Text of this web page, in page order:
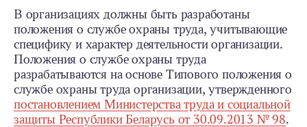
В организациях должны быть разработаны
положения о службе охраны труда, учитывающие
специфику и характер деятельности организации.
Положения о службе охраны труда
разрабатываются на основе Типового положения о
службе охраны труда организации, утвержденного
постановлением Министерства труда и социальной
защиты Республики Беларусь от 30.09.2013 № 98.